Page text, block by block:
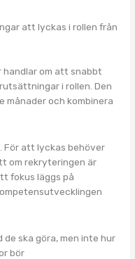
att lyckas i rollen från
om att snabbt
i rollen. Den
månader och kombinera
För att lyckas behöver
om rekryteringen är
fokus läggs på
ska göra, men inte hur
bör